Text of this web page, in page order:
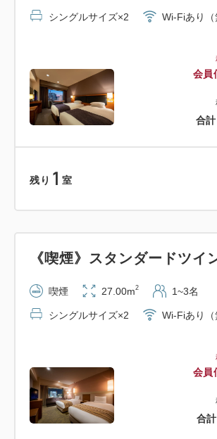
会員
合計
シングルサイズ×2 Wi-Fiあり（
残り 1 室
会員
合計
《喫煙》スタンダードツイ
喫煙 27.00m2 1~3名
シングルサイズ×2 Wi-Fiあり（